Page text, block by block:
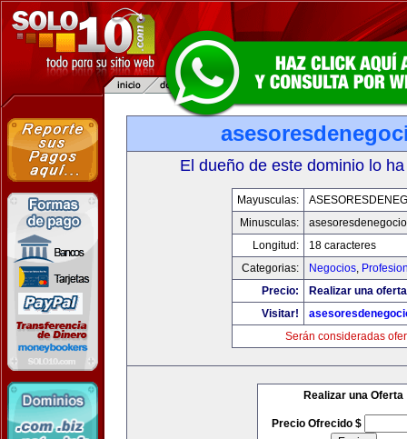
El dueño de este dominio lo
Mayusculas:
Minusculas:
Longitud:
18 caracteres
Categorias:
Negocios,
Precio:
Realizar una
Visitar!
Serán consideradas
Realizar una Oferta
Precio Ofrecido $